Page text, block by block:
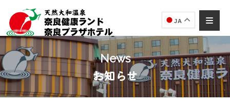
JA
News
お知らせ
奈良健康ランド
AIコンシェルジュ